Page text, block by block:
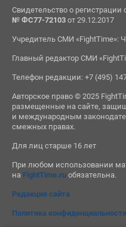
Свидетельство о
№ ФС77-72103от 29.12.2017
Учредитель СМИ «FightTime»:
Главный редактор СМИ
Телефон редакции: +7 (495)
Авторское право © 2025
размещенные на сайте,
и международным
смежных правах.
Для лиц старше 16 лет
При любом использовании
на FightTime.ruобязательна.
Редакция сайта
Политика конфиденциальности